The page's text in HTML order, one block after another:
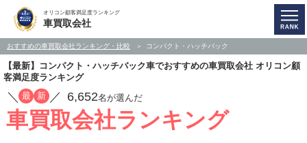
オリコン顧客満足度ランキング
車買取会社
おすすめの車買取会社ランキング・比較 コンパクト・ハッチバック
【最新】コンパクト・ハッチバック車でおすすめの車買取会社 オリコン顧
客満足度ランキング
／ 最 新 ／ 6,652名が選んだ
車買取会社ランキング